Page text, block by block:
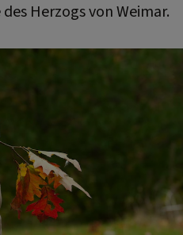
Herzogs von Weimar.